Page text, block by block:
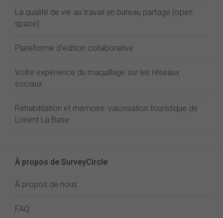
La qualité de vie au travail en bureau partagé (open
space)
Plateforme d'édition collaborative
Votre expérience du maquillage sur les réseaux
sociaux
Réhabilitation et mémoire: valorisation touristique de
Lorient La Base
À propos de SurveyCircle
À propos de nous
FAQ